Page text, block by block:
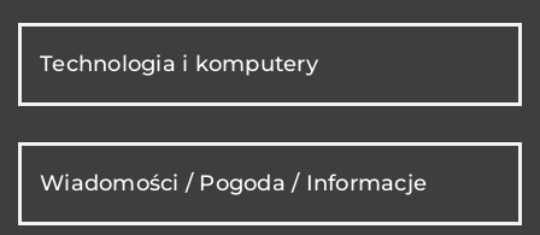
Technologia i komputery
Wiadomości / Pogoda / Informacje